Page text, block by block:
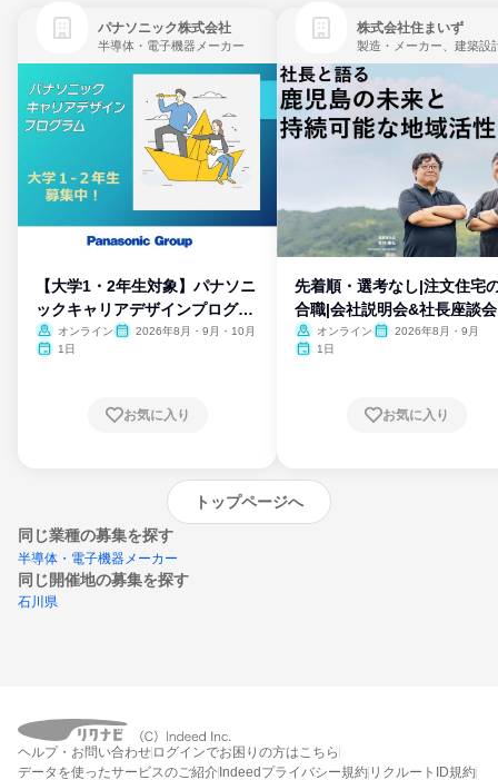
パナソニック株式会社
半導体・電子機器メーカー
【大学1・2年生対象】パナソニ
ックキャリアデザインプログラ
ム
オンライン
2026年8月・9月・10月
1日
お気に入り
株式会社住まいず
製造・メーカー、建築設
先着順・選考なし|注文住宅
合職|会社説明会&社長座談会
オンライン
2026年8月・9月
1日
お気に入り
トップページへ
同じ業種の募集を探す
半導体・電子機器メーカー
同じ開催地の募集を探す
石川県
エントリーするとプログラムの詳細案内を
受け取れるようになります
ヘルプ・お問い合わせ ログインでお困りの方はこちら
データを使ったサービスのご紹介 Indeedプライバシー規約 リクルートID規約